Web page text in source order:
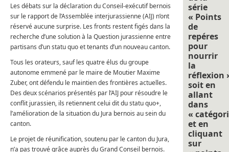
Les débats sur la déclaration du Conseil-exécutif bernois
sur le rapport de l’Assemblée interjurassienne (AIJ) n’ont
réservé aucune surprise. Les fronts restent figés dans la
recherche d’une solution à la Question jurassienne entre
partisans d’un statu quo et tenants d’un nouveau canton.
Tous les orateurs, sauf les quatre élus du groupe
autonome emmené par le maire de Moutier Maxime
Zuber, ont défendu le maintien des frontières actuelles.
Des deux scénarios présentés par l’AIJ pour résoudre le
conflit jurassien, ils retiennent celui dit du statu quo+,
l’amélioration de la situation du Jura bernois au sein du
canton.
Le projet de réunification, soutenu par le canton du Jura,
n’a pas trouvé grâce auprès du Grand Conseil bernois.
série
« Points
de
repéres
pour
nourrir
la
réflexion
soit en
allant
dans
«
et en
cliquant
sur